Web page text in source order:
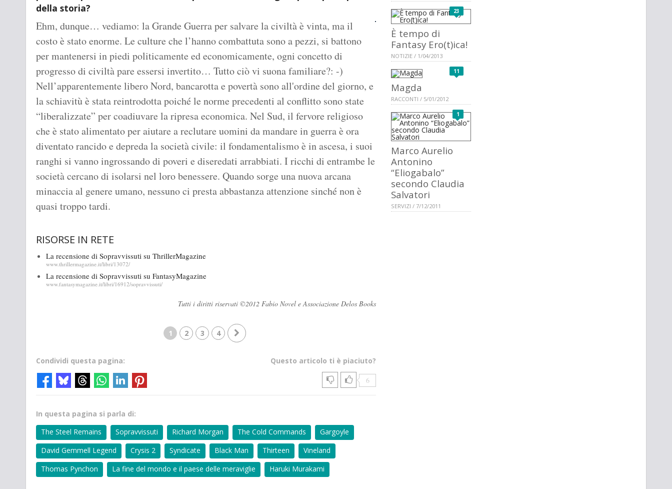
della storia?
Ehm, dunque… vediamo: la Grande Guerra per salvare la civiltà è vinta, ma il
costo è stato enorme. Le culture che l’hanno combattuta sono a pezzi, si battono
per mantenersi in piedi politicamente ed economicamente, ogni concetto di
progresso di civiltà pare essersi invertito… Tutto ciò vi suona familiare?: -)
Nell’apparentemente libero Nord, bancarotta e povertà sono all'ordine del giorno, e
la schiavitù è stata reintrodotta poiché le norme precedenti al conflitto sono state
“liberalizzate” per coadiuvare la ripresa economica. Nel Sud, il fervore religioso
che è stato alimentato per aiutare a reclutare uomini da mandare in guerra è ora
diventato rancido e depreda la società civile: il fondamentalismo è in ascesa, i suoi
ranghi si vanno ingrossando di poveri e diseredati arrabbiati. I ricchi di entrambe le
società cercano di isolarsi nel loro benessere. Quando sorge una nuova arcana
minaccia al genere umano, nessuno ci presta abbastanza attenzione sinché non è
quasi troppo tardi.
RISORSE IN RETE
La recensione di Sopravvissuti su ThrillerMagazine
www.thrillermagazine.it/libri/13072/
La recensione di Sopravvissuti su FantasyMagazine
www.fantasymagazine.it/libri/16912/sopravvissuti/
Tutti i diritti riservati ©2012 Fabio Novel e Associazione Delos Books
1 2 3 4
Questo articolo ti è piaciuto?
6
Condividi questa pagina:
In questa pagina si parla di:
The Steel Remains
Sopravvissuti Richard Morgan The Cold Commands
Gargoyle
David Gemmell Legend
Crysis 2 Syndicate Black Man Thirteen
Vineland
Thomas Pynchon
La fine del mondo e il paese delle meraviglie Haruki Murakami
23
È tempo di
Fantasy Ero(t)ica!
NOTIZIE / 1/04/2013
11
Magda
RACCONTI / 5/01/2012
1
Marco Aurelio
Antonino
“Eliogabalo”
secondo Claudia
Salvatori
SERVIZI / 7/12/2011